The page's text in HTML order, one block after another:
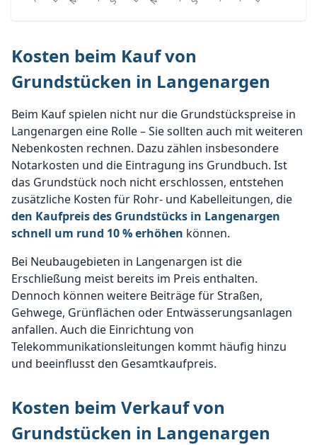
Kosten beim Kauf von
Grundstücken in Langenargen
Beim Kauf spielen nicht nur die Grundstückspreise in
Langenargen eine Rolle – Sie sollten auch mit weiteren
Nebenkosten rechnen. Dazu zählen insbesondere
Notarkosten und die Eintragung ins Grundbuch. Ist
das Grundstück noch nicht erschlossen, entstehen
zusätzliche Kosten für Rohr- und Kabelleitungen, die
den Kaufpreis des Grundstücks in Langenargen
schnell um rund 10 % erhöhen können.
Bei Neubaugebieten in Langenargen ist die
Erschließung meist bereits im Preis enthalten.
Dennoch können weitere Beiträge für Straßen,
Gehwege, Grünflächen oder Entwässerungsanlagen
anfallen. Auch die Einrichtung von
Telekommunikationsleitungen kommt häufig hinzu
und beeinflusst den Gesamtkaufpreis.
Kosten beim Verkauf von
Grundstücken in Langenargen